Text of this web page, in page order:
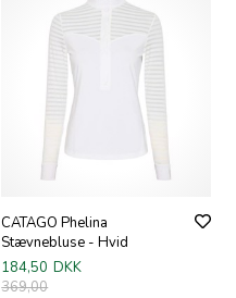
CATAGO Phelina
Stævnebluse - Hvid
184,50 DKK
369,00